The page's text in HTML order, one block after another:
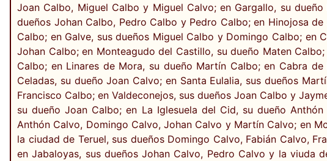
Joan Calbo, Miguel Calbo y Miguel Calvo; en Gargallo, su
dueños Johan Calbo, Pedro Calbo y Pedro Calbo; en Hinojosa
Calbo; en Galve, sus dueños Miguel Calbo y Domingo Calbo; en
Johan Calbo; en Monteagudo del Castillo, su dueño Maten
Calbo; en Linares de Mora, su dueño Martín Calbo; en Cabra
Celadas, su dueño Joan Calvo; en Santa Eulalia, sus dueños
Francisco Calbo; en Valdeconejos, sus dueños Joan Calbo y
su dueño Joan Calbo; en La Iglesuela del Cid, su dueño
Anthón Calvo, Domingo Calvo, Johan Calvo y Martín Calvo; en
la ciudad de Teruel, sus dueños Domingo Calvo, Fabián Calvo,
en Jabaloyas, sus dueños Johan Calvo, Pedro Calvo y la viuda